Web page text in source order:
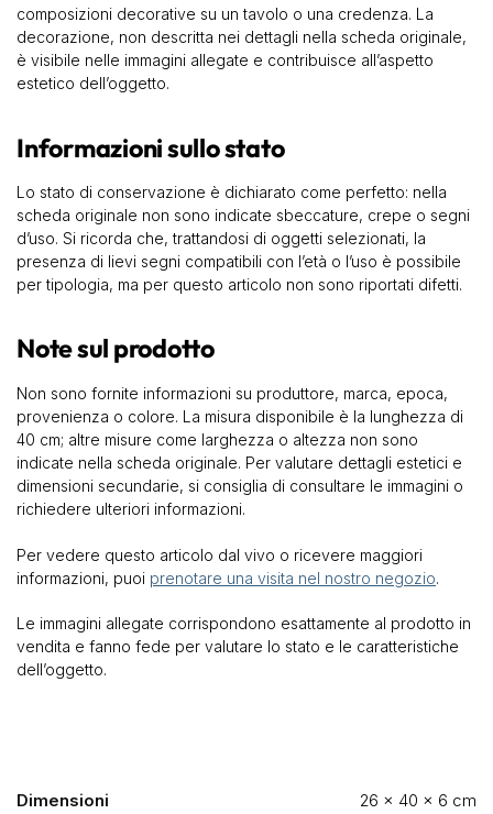
composizioni decorative su un tavolo o una credenza. La
decorazione, non descritta nei dettagli nella scheda originale,
è visibile nelle immagini allegate e contribuisce all’aspetto
estetico dell’oggetto.
Informazioni sullo stato
Lo stato di conservazione è dichiarato come perfetto: nella
scheda originale non sono indicate sbeccature, crepe o segni
d’uso. Si ricorda che, trattandosi di oggetti selezionati, la
presenza di lievi segni compatibili con l’età o l’uso è possibile
per tipologia, ma per questo articolo non sono riportati difetti.
Note sul prodotto
Non sono fornite informazioni su produttore, marca, epoca,
provenienza o colore. La misura disponibile è la lunghezza di
40 cm; altre misure come larghezza o altezza non sono
indicate nella scheda originale. Per valutare dettagli estetici e
dimensioni secundarie, si consiglia di consultare le immagini o
richiedere ulteriori informazioni.
Per vedere questo articolo dal vivo o ricevere maggiori
informazioni, puoi prenotare una visita nel nostro negozio.
Le immagini allegate corrispondono esattamente al prodotto in
vendita e fanno fede per valutare lo stato e le caratteristiche
dell’oggetto.
Dimensioni 26 × 40 × 6 cm